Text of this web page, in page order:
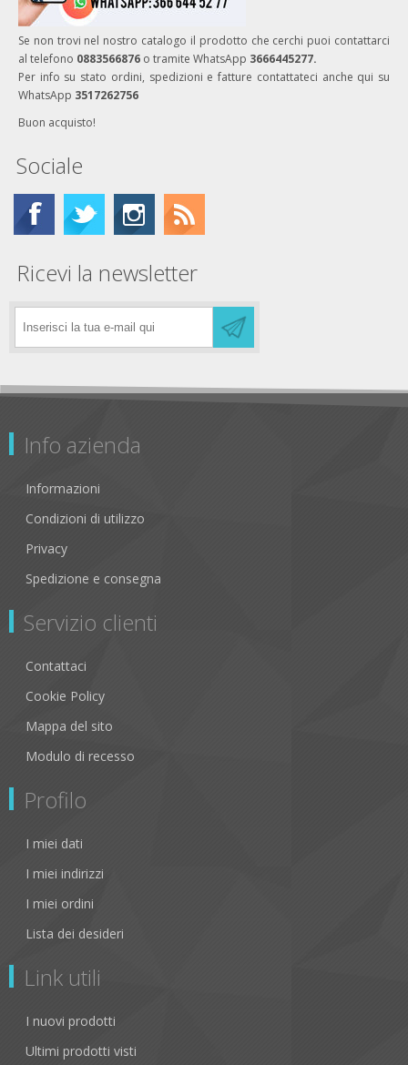
Se non trovi nel nostro catalogo il prodotto che cerchi puoi contattarci
al telefono 0883566876 o tramite WhatsApp 3666445277.
Per info su stato ordini, spedizioni e fatture contattateci anche qui su
WhatsApp 3517262756
Buon acquisto!
Sociale
Ricevi la newsletter
Info azienda
Informazioni
Condizioni di utilizzo
Privacy
Spedizione e consegna
Servizio clienti
Contattaci
Cookie Policy
Mappa del sito
Modulo di recesso
Profilo
I miei dati
I miei indirizzi
I miei ordini
Lista dei desideri
Link utili
I nuovi prodotti
Ultimi prodotti visti